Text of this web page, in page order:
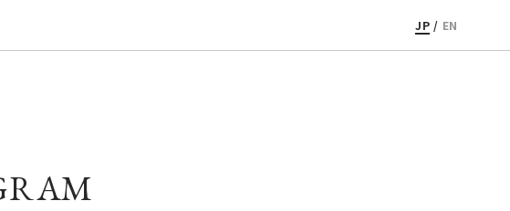
JP / EN